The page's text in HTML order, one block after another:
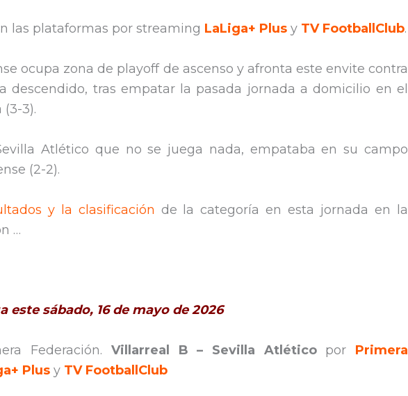
las plataformas por streaming LaLiga+ Plus y TV FootballClub.
ocupa zona de playoff de ascenso y afronta este envite contra
descendido, tras empatar la pasada jornada a domicilio en el
3).
Atlético que no se juega nada, empataba en su campo
(2-2).
y la clasificación de la categoría en esta jornada en la
…
este sábado, 16 de mayo de 2026
Federación. Villarreal B – Sevilla Atlético por Primera
Plus y TV FootballClub